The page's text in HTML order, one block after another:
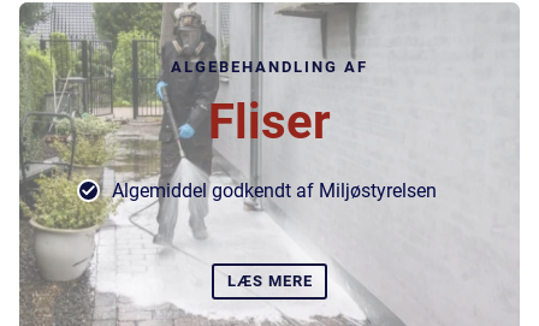
ALGEBEHANDLING AF
Fliser
Algemiddel godkendt af Miljøstyrelsen
LÆS MERE